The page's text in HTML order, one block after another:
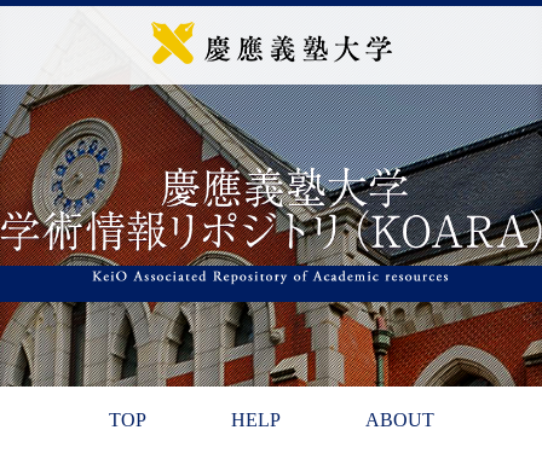
TOP HELP ABOUT